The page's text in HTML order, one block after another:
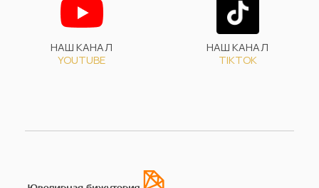
НАШ КАНАЛ
YOUTUBE
НАШ КАНАЛ
TIKTOK